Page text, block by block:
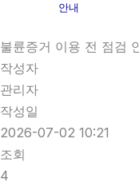
안내
불륜증거 이용 전 점검
작성자
관리자
작성일
2026-07-02 10:21
조회
4